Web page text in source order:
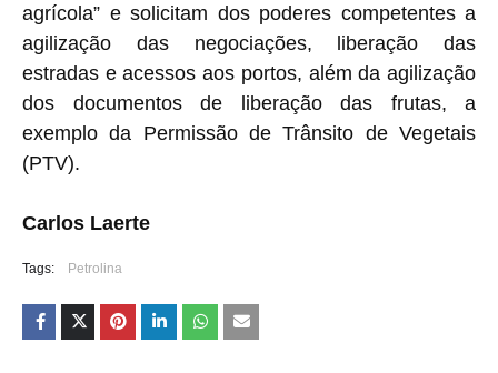
agrícola” e solicitam dos poderes competentes a
agilização das negociações, liberação das
estradas e acessos aos portos, além da agilização
dos documentos de liberação das frutas, a
exemplo da Permissão de Trânsito de Vegetais
(PTV).
Carlos Laerte
Tags: Petrolina